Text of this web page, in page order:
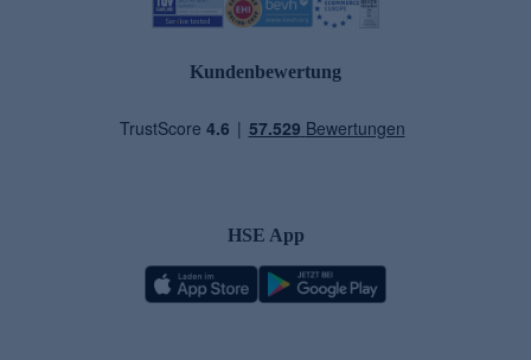
Kundenbewertung
HSE App